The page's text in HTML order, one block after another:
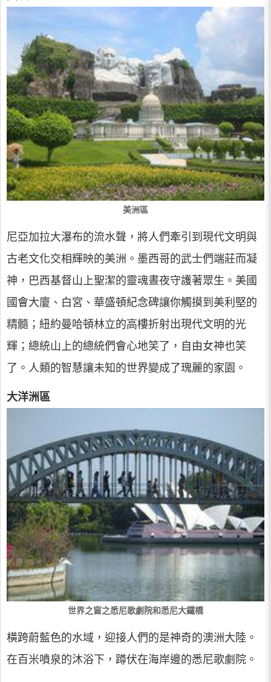
美洲區
尼亞加拉大瀑布的流水聲，將人們牽引到現代文明與
古老文化交相輝映的美洲。墨西哥的武士們端莊而凝
神，巴西基督山上聖潔的靈魂晝夜守護著眾生。美國
國會大廈、白宮、華盛頓紀念碑讓你觸摸到美利堅的
精髓；紐約曼哈頓林立的高樓折射出現代文明的光
輝；總統山上的總統們會心地笑了，自由女神也笑
了。人類的智慧讓未知的世界變成了瑰麗的家園。
大洋洲區
世界之窗之悉尼歌劇院和悉尼大鐵橋
橫跨蔚藍色的水域，迎接人們的是神奇的澳洲大陸。
在百米噴泉的沐浴下，蹲伏在海岸邊的悉尼歌劇院。